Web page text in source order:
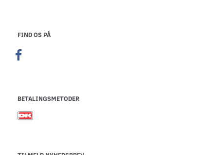
FIND OS PÅ
BETALINGSMETODER